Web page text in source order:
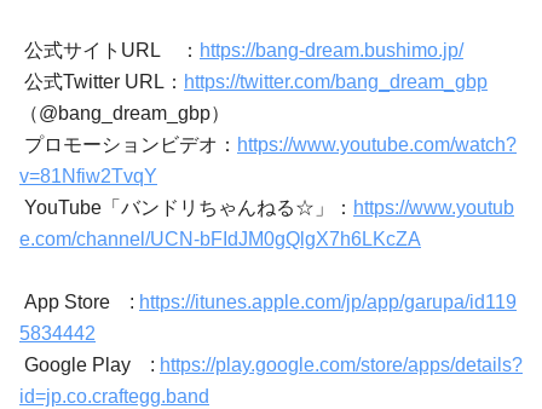
公式サイトURL ： https://bang-dream.bushimo.jp/
公式Twitter URL： https://twitter.com/bang_dream_gbp
（@bang_dream_gbp）
プロモーションビデオ： https://www.youtube.com/watch?
v=81Nfiw2TvqY
YouTube「バンドリちゃんねる☆」： https://www.youtub
e.com/channel/UCN-bFIdJM0gQlgX7h6LKcZA
App Store : https://itunes.apple.com/jp/app/garupa/id119
5834442
Google Play : https://play.google.com/store/apps/details?
id=jp.co.craftegg.band